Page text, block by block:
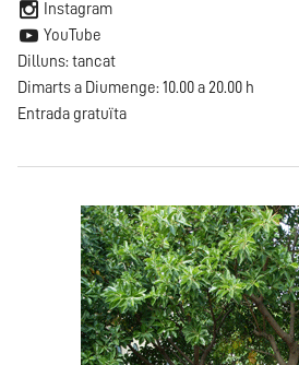
Instagram
YouTube
Dilluns: tancat
Dimarts a Diumenge: 10.00 a 20.00 h
Entrada gratuïta